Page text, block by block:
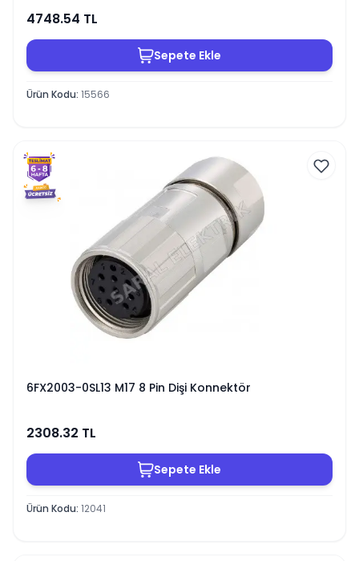
4748.54 TL
Sepete Ekle
Ürün Kodu: 15566
6FX2003-0SL13 M17 8 Pin Dişi Konnektör
2308.32 TL
Sepete Ekle
Ürün Kodu: 12041